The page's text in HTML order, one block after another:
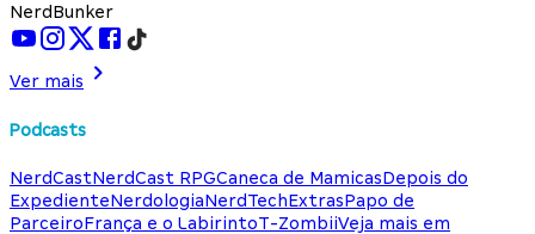
NerdBunker
Ver mais
Podcasts
NerdCastNerdCast RPGCaneca de MamicasDepois do
ExpedienteNerdologiaNerdTechExtrasPapo de
ParceiroFrança e o LabirintoT-ZombiiVeja mais em